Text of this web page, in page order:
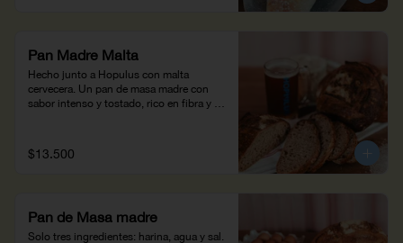
Pan Madre Malta
Hecho junto a Hopulus con malta
cervecera. Un pan de masa madre con
sabor intenso y tostado, rico en fibra y
$13.500
Pan de Masa madre
Solo tres ingredientes: harina, agua y sal.